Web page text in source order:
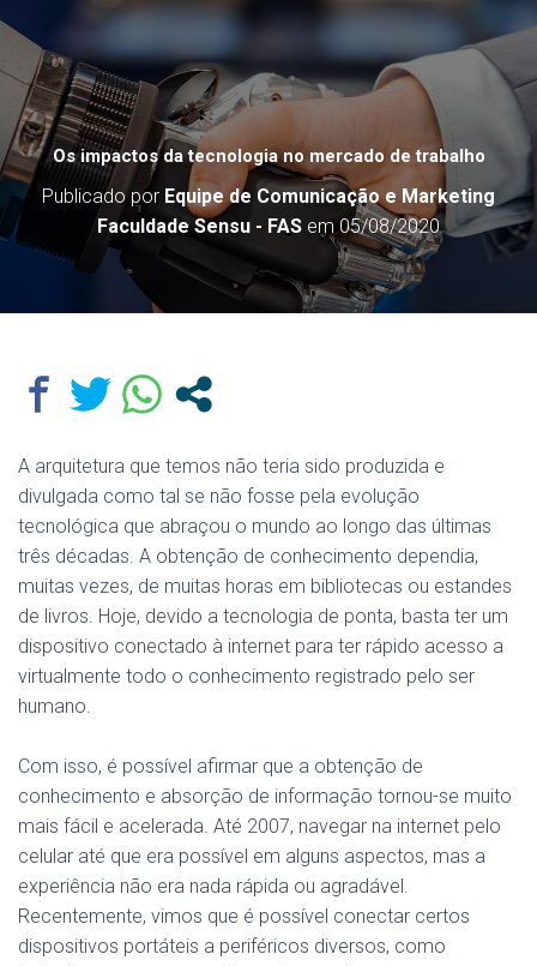
Os impactos da tecnologia no mercado de trabalho
Publicado por Equipe de Comunicação e Marketing
Faculdade Sensu - FAS em 05/08/2020
A arquitetura que temos não teria sido produzida e
divulgada como tal se não fosse pela evolução
tecnológica que abraçou o mundo ao longo das últimas
três décadas. A obtenção de conhecimento dependia,
muitas vezes, de muitas horas em bibliotecas ou estandes
de livros. Hoje, devido a tecnologia de ponta, basta ter um
dispositivo conectado à internet para ter rápido acesso a
virtualmente todo o conhecimento registrado pelo ser
humano.
Com isso, é possível afirmar que a obtenção de
conhecimento e absorção de informação tornou-se muito
mais fácil e acelerada. Até 2007, navegar na internet pelo
celular até que era possível em alguns aspectos, mas a
experiência não era nada rápida ou agradável.
Recentemente, vimos que é possível conectar certos
dispositivos portáteis a periféricos diversos, como